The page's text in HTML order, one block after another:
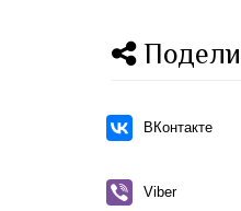
ВКонтакте
Viber